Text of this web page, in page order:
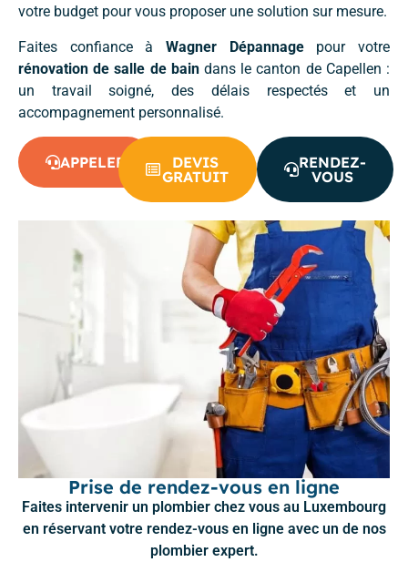
votre budget pour vous proposer une solution sur mesure.
Faites confiance à Wagner Dépannagepour votre
rénovation de salle de baindans le canton de Capellen :
un travail soigné, des délais respectés et un
accompagnement personnalisé.
APPELER
DEVIS
GRATUIT
RENDEZ-
VOUS
Prise de rendez-vous en ligne
Faites intervenir un plombier chez vous au Luxembourg
en réservant votre rendez-vous en ligne avec un de nos
plombier expert.